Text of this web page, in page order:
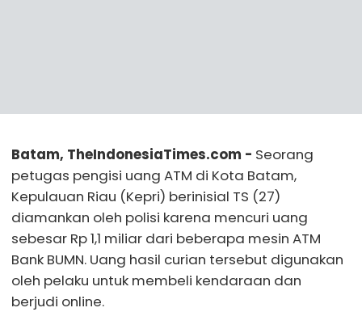
Batam, TheIndonesiaTimes.com - Seorang
petugas pengisi uang ATM di Kota Batam,
Kepulauan Riau (Kepri) berinisial TS (27)
diamankan oleh polisi karena mencuri uang
sebesar Rp 1,1 miliar dari beberapa mesin ATM
Bank BUMN. Uang hasil curian tersebut digunakan
oleh pelaku untuk membeli kendaraan dan
berjudi online.